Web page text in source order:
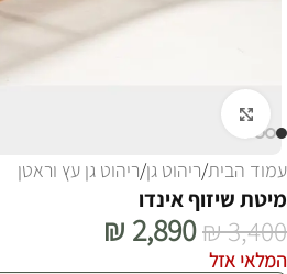
לחצו להגדלה
עמוד הבית/ריהוט גן/ריהוט גן עץ וראטן
מיטת שיזוף אינדו
₪3,400
₪ 2,890
המלאי אזל